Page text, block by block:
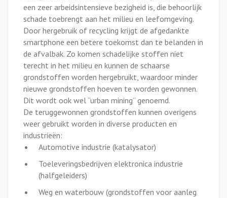
een zeer arbeidsintensieve bezigheid is, die behoorlijk
schade toebrengt aan het milieu en leefomgeving.
Door hergebruik of recycling krijgt de afgedankte
smartphone een betere toekomst dan te belanden in
de afvalbak. Zo komen schadelijke stoffen niet
terecht in het milieu en kunnen de schaarse
grondstoffen worden hergebruikt, waardoor minder
nieuwe grondstoffen hoeven te worden gewonnen.
Dit wordt ook wel “urban mining” genoemd.
De teruggewonnen grondstoffen kunnen overigens
weer gebruikt worden in diverse producten en
industrieën:
Automotive industrie (katalysator)
Toeleveringsbedrijven elektronica industrie
(halfgeleiders)
Weg en waterbouw (grondstoffen voor aanleg